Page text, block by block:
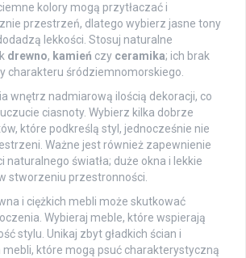
kolory mogą przytłaczać i
przestrzeń, dlatego wybierz jasne tony
lekkości. Stosuj naturalne
drewno, kamień czy ceramika; ich brak
charakteru śródziemnomorskiego.
wnętrz nadmiarową ilością dekoracji, co
ciasnoty. Wybierz kilka dobrze
które podkreślą styl, jednocześnie nie
Ważne jest również zapewnienie
naturalnego światła; duże okna i lekkie
stworzeniu przestronności.
i ciężkich mebli może skutkować
Wybieraj meble, które wspierają
stylu. Unikaj zbyt gładkich ścian i
mebli, które mogą psuć charakterystyczną